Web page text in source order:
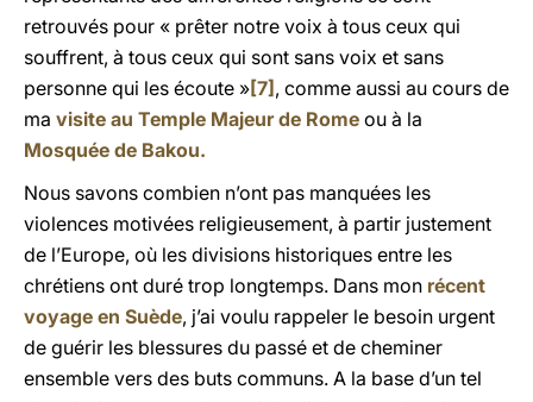
retrouvés pour « prêter notre voix à tous ceux qui
souffrent, à tous ceux qui sont sans voix et sans
personne qui les écoute »[7] , comme aussi au cours de
ma visite au Temple Majeur de Rome ou à la
Mosquée de Bakou.
Nous savons combien n’ont pas manquées les
violences motivées religieusement, à partir justement
de l’Europe, où les divisions historiques entre les
chrétiens ont duré trop longtemps. Dans mon récent
voyage en Suède, j’ai voulu rappeler le besoin urgent
de guérir les blessures du passé et de cheminer
ensemble vers des buts communs. A la base d’un tel